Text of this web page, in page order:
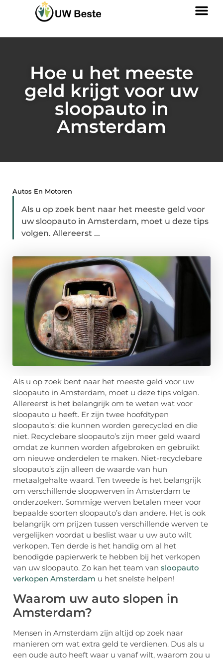
Hoe u het meeste
geld krijgt voor uw
sloopauto in
Amsterdam
Autos En Motoren
Als u op zoek bent naar het meeste geld voor
uw sloopauto in Amsterdam, moet u deze tips
volgen. Allereerst ...
Als u op zoek bent naar het meeste geld voor uw
sloopauto in Amsterdam, moet u deze tips volgen.
Allereerst is het belangrijk om te weten wat voor
sloopauto u heeft. Er zijn twee hoofdtypen
sloopauto’s: die kunnen worden gerecycled en die
niet. Recyclebare sloopauto’s zijn meer geld waard
omdat ze kunnen worden afgebroken en gebruikt
om nieuwe onderdelen te maken. Niet-recyclebare
sloopauto’s zijn alleen de waarde van hun
metaalgehalte waard. Ten tweede is het belangrijk
om verschillende sloopwerven in Amsterdam te
onderzoeken. Sommige werven betalen meer voor
bepaalde soorten sloopauto’s dan andere. Het is ook
belangrijk om prijzen tussen verschillende werven te
vergelijken voordat u beslist waar u uw auto wilt
verkopen. Ten derde is het handig om al het
benodigde papierwerk te hebben bij het verkopen
van uw sloopauto. Zo kan het team van sloopauto
verkopen Amsterdam u het snelste helpen!
Waarom uw auto slopen in
Amsterdam?
Mensen in Amsterdam zijn altijd op zoek naar
manieren om wat extra geld te verdienen. Dus als u
een oude auto heeft waar u vanaf wilt, waarom zou u